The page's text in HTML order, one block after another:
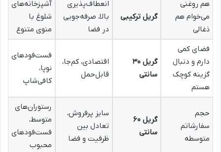
هم روغنی
می‌خوام هم
ذغالی
گریل ترکیبی
انعطاف‌پذیری
بالا، صرفه‌جویی
در فضا
آشپزخانه‌های
شلوغ با
منوی متنوع
فضای کمی
دارم و دنبال
گزینه کوچک
هستم
گریل ۳۰
سانتی
اقتصادی، کم‌جا،
قابل‌حمل
فست‌فودهای
نوپا،
کافی‌شاپ
حجم
سفارشاتم
متوسطه
گریل ۶۰
سانتی
سایز پرفروش،
تعادل بین
ظرفیت و فضا
رستوران‌های
متوسط،
فست‌فودهای
محبوب